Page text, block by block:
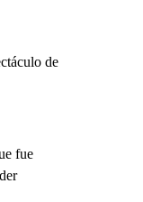
de
fue